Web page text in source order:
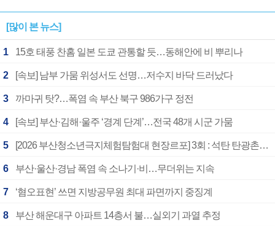
[많이 본 뉴스]
1 15호 태풍 찬홈 일본 도쿄 관통할 듯…동해안에 비 뿌리나
2 [속보] 남부 가뭄 위성서도 선명…저수지 바닥 드러났다
3 까마귀 탓?…폭염 속 부산 북구 986가구 정전
4 [속보] 부산·김해·울주 ‘경계 단계’…전국 48개 시군 가뭄
5 [2026 부산청소년극지체험탐험대 현장르포] 3회 : 석탄 탄광촌에서 북극 연구의 중심지로
6 부산·울산·경남 폭염 속 소나기·비…무더위는 지속
7 ‘혐오표현’ 쓰면 지방공무원 최대 파면까지 중징계
8 부산 해운대구 아파트 14층서 불…실외기 과열 추정